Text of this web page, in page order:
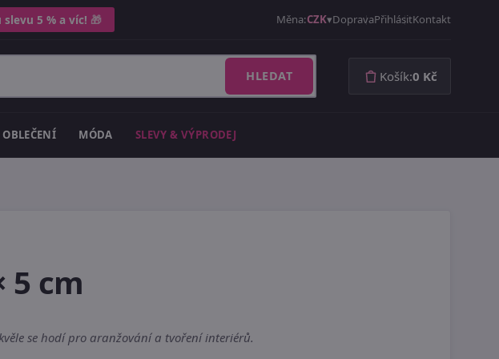
5 % a víc! 🎁 Měna:CZK DopravaPřihlásitKontakt
HLEDAT Košík:0 Kč
OBLEČENÍ MÓDA SLEVY & VÝPRODEJ
5 cm
se hodí pro aranžování a tvoření interiérů.